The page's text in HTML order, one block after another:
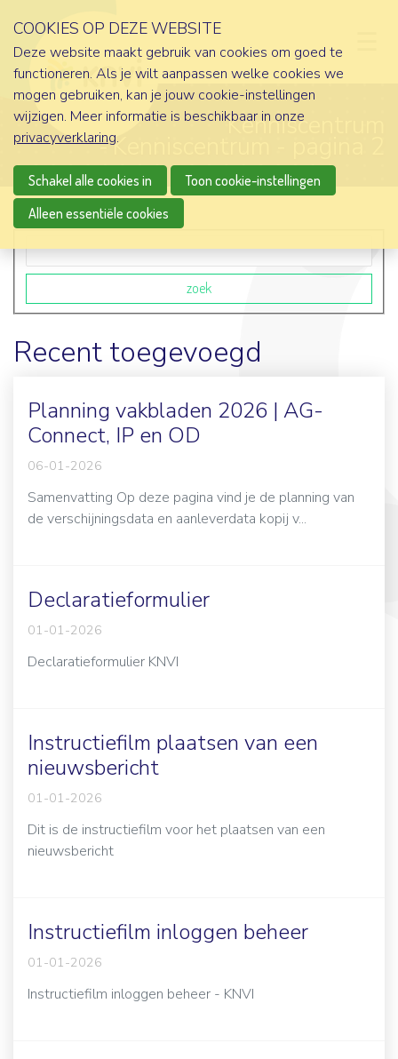
Kenniscentrum
Kenniscentrum - pagina 2
Zoekveld
zoek
Recent toegevoegd
Planning vakbladen 2026 | AG-
Connect, IP en OD
06-01-2026
Samenvatting Op deze pagina vind je de planning van
de verschijningsdata en aanleverdata kopij v...
Declaratieformulier
01-01-2026
Declaratieformulier KNVI
Instructiefilm plaatsen van een
nieuwsbericht
01-01-2026
Dit is de instructiefilm voor het plaatsen van een
nieuwsbericht
Instructiefilm inloggen beheer
01-01-2026
Instructiefilm inloggen beheer - KNVI
COOKIES OP DEZE WEBSITE
Deze website maakt gebruik van cookies om goed te
functioneren. Als je wilt aanpassen welke cookies we
mogen gebruiken, kan je jouw cookie-instellingen
wijzigen. Meer informatie is beschikbaar in onze
privacyverklaring.
Schakel alle cookies in
Toon cookie-instellingen
Alleen essentiële cookies